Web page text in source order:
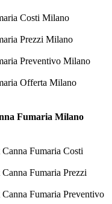
Costi Milano
Prezzi Milano
Preventivo Milano
Offerta Milano
Fumaria Milano
Fumaria Costi
Fumaria Prezzi
Fumaria Preventivo